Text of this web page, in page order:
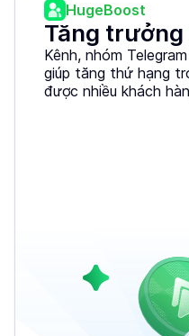
HugeBoost
Tăng
Kênh, nhóm
giúp tăng thứ hạng
được nhiều khách